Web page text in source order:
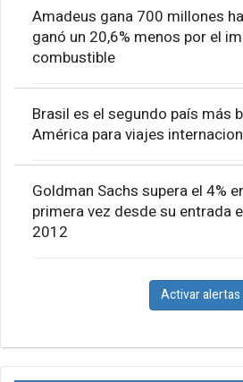
Amadeus gana 700 millones
ganó un 20,6% menos por el
combustible
Brasil es el segundo país más
América para viajes
Goldman Sachs supera el 4%
primera vez desde su entrada
2012
Activar alertas